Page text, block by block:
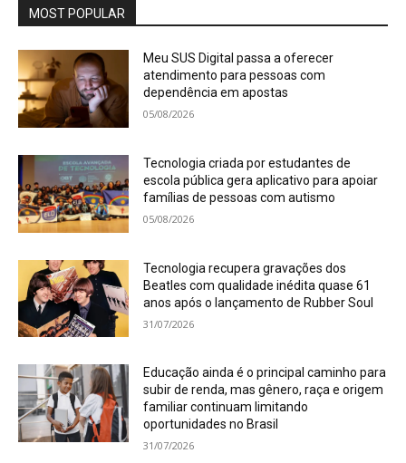
MOST POPULAR
Meu SUS Digital passa a oferecer
atendimento para pessoas com
dependência em apostas
05/08/2026
Tecnologia criada por estudantes de
escola pública gera aplicativo para apoiar
famílias de pessoas com autismo
05/08/2026
Tecnologia recupera gravações dos
Beatles com qualidade inédita quase 61
anos após o lançamento de Rubber Soul
31/07/2026
Educação ainda é o principal caminho para
subir de renda, mas gênero, raça e origem
familiar continuam limitando
oportunidades no Brasil
31/07/2026